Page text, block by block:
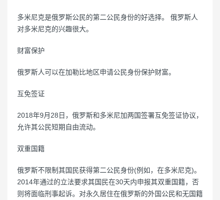
多米尼克是俄罗斯公民的第二公民身份的好选择。 俄罗斯人
对多米尼克的兴趣很大。
财富保护
俄罗斯人可以在加勒比地区申请公民身份保护财富。
互免签证
2018年9月28日，俄罗斯和多米尼加两国签署互免签证协议，
允许其公民短期自由流动。
双重国籍
俄罗斯不限制其国民获得第二公民身份(例如，在多米尼克)。
2014年通过的立法要求其国民在30天内申报其双重国籍，否
则将面临刑事起诉。对永久居住在俄罗斯的外国公民和无国籍